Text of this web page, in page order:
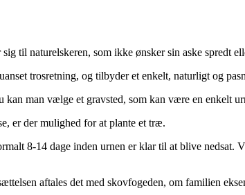
til naturelskeren, som ikke ønsker sin aske spredt
trosretning, og tilbyder et enkelt, naturligt og
kan man vælge et gravsted, som kan være en enkelt
er der mulighed for at plante et træ.
8-14 dage inden urnen er klar til at blive nedsat.
aftales det med skovfogeden, om familien